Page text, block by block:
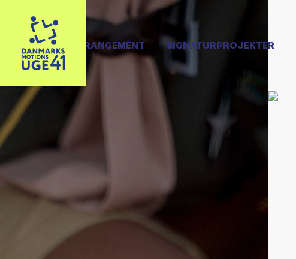
OPRET ARRANGEMENT SIGNATURPROJEKTER